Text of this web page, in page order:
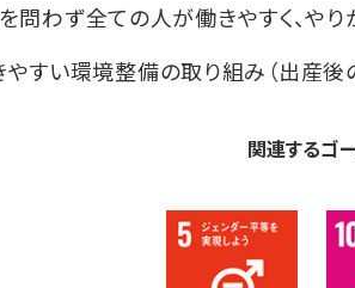
問わず全ての人が働きやすく、や
やすい環境整備の取り組み（出産
関連するゴ